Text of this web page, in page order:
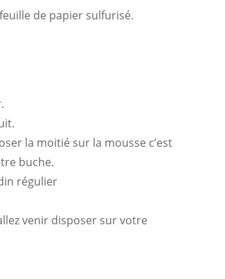
de papier sulfurisé.
la moitié sur la mousse c’est
buche.
régulier
venir disposer sur votre